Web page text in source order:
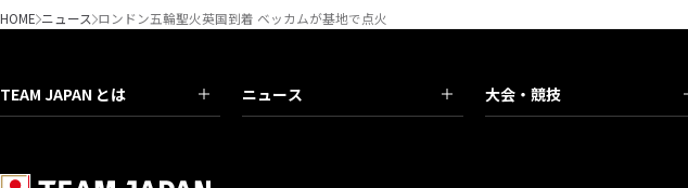
HOME ニュース ロンドン五輪聖火英国到着 ベッカムが基地で点火
TEAM JAPAN とは ニュース 大会・競技